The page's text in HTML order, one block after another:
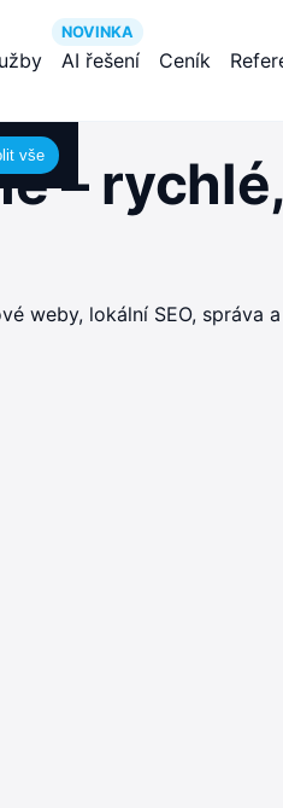
NOVINKA
AI řešení Ceník
vše –
weby, lokální SEO, správa a